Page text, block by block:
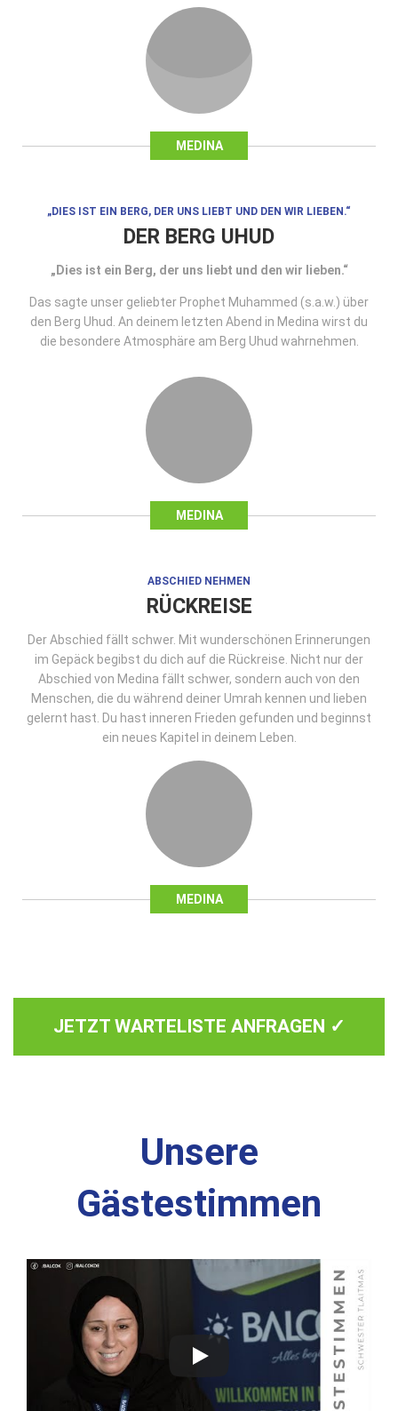
MEDINA
MEDINA
„DIES IST EIN BERG, DER UNS LIEBT UND DEN WIR LIEBEN.“
DER BERG UHUD
„Dies ist ein Berg, der uns liebt und den wir lieben.“
Das sagte unser geliebter Prophet Muhammed (s.a.w.) über
den Berg Uhud. An deinem letzten Abend in Medina wirst du
die besondere Atmosphäre am Berg Uhud wahrnehmen.
MEDINA
ABSCHIED NEHMEN
RÜCKREISE
Der Abschied fällt schwer. Mit wunderschönen Erinnerungen
im Gepäck begibst du dich auf die Rückreise. Nicht nur der
Abschied von Medina fällt schwer, sondern auch von den
Menschen, die du während deiner Umrah kennen und lieben
gelernt hast. Du hast inneren Frieden gefunden und beginnst
ein neues Kapitel in deinem Leben.
JETZT WARTELISTE ANFRAGEN ✓
Unsere
Gästestimmen